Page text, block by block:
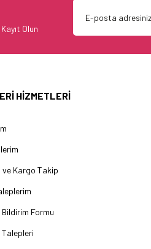
Olun
HİZMETLERİ
ve Kargo Takip
Formu
Talepleri